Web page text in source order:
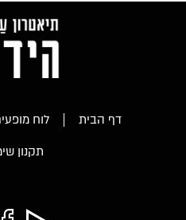
דף הבית לוח
תקנון